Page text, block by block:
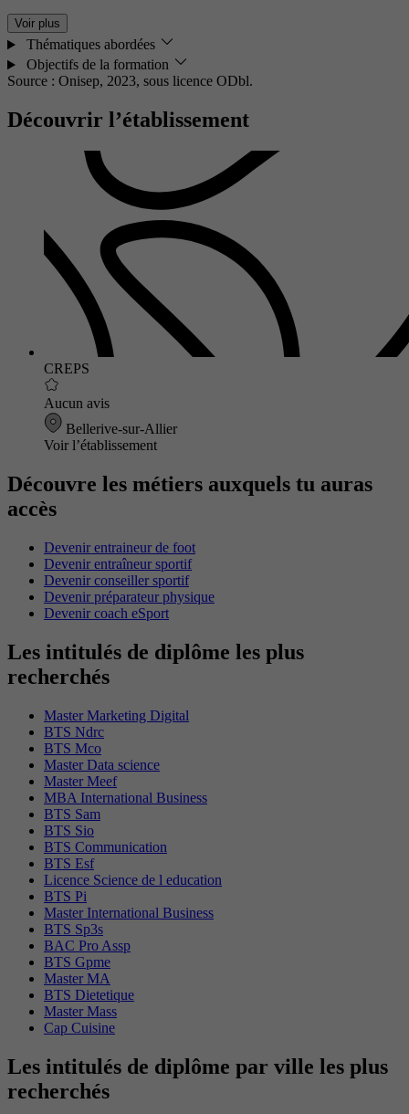
Voir plus
Thématiques abordées
Objectifs de la formation
Source : Onisep, 2023, sous licence ODbl.
Découvrir l’établissement
CREPS
Aucun avis
Bellerive-sur-Allier
Voir l’établissement
Découvre les métiers auxquels tu auras
accès
Devenir entraineur de foot
Devenir entraîneur sportif
Devenir conseiller sportif
Devenir préparateur physique
Devenir coach eSport
Les intitulés de diplôme les plus
recherchés
Master Marketing Digital
BTS Ndrc
BTS Mco
Master Data science
Master Meef
MBA International Business
BTS Sam
BTS Sio
BTS Communication
BTS Esf
Licence Science de l education
BTS Pi
Master International Business
BTS Sp3s
BAC Pro Assp
BTS Gpme
Master MA
BTS Dietetique
Master Mass
Cap Cuisine
Les intitulés de diplôme par ville les plus
recherchés